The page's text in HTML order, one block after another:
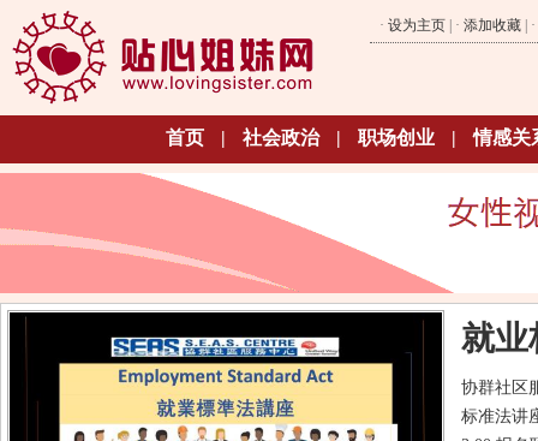
· 设为主页 | · 添加收藏 | ·
首页 | 社会政治 | 职场创业 | 情感关
就业
协群社区
标准法讲